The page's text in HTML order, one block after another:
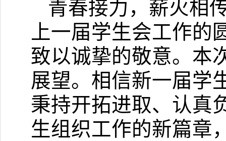
青春接力，薪火相
上一届学生会工作
致以诚挚的敬意。本
展望。相信新一届学
秉持开拓进取、认真
生组织工作的新篇章